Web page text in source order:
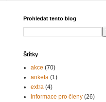
Prohledat tento blog
Štítky
akce (70)
anketa (1)
extra (4)
informace pro členy (26)